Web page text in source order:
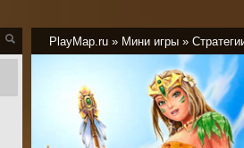
PlayMap.ru » Мини игры »